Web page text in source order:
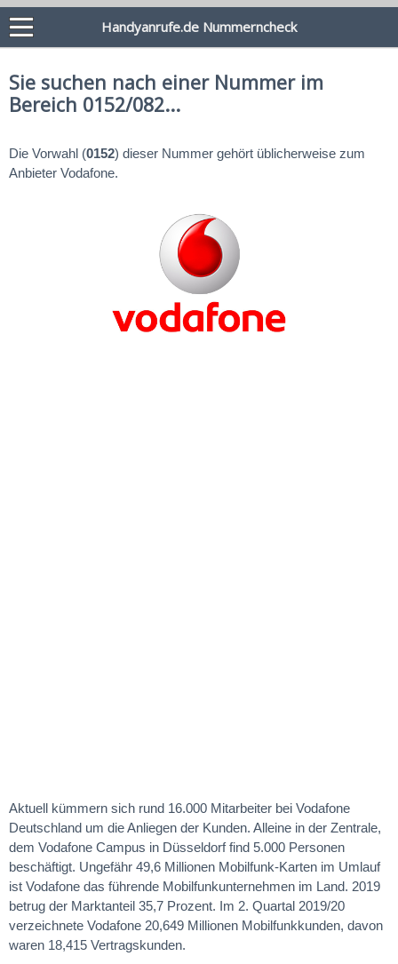
Handyanrufe.de Nummerncheck
Sie suchen nach einer Nummer im
Bereich 0152/082...
Die Vorwahl (0152) dieser Nummer gehört üblicherweise zum
Anbieter Vodafone.
Aktuell kümmern sich rund 16.000 Mitarbeiter bei Vodafone
Deutschland um die Anliegen der Kunden. Alleine in der Zentrale,
dem Vodafone Campus in Düsseldorf find 5.000 Personen
beschäftigt. Ungefähr 49,6 Millionen Mobilfunk-Karten im Umlauf
ist Vodafone das führende Mobilfunkunternehmen im Land. 2019
betrug der Marktanteil 35,7 Prozent. Im 2. Quartal 2019/20
verzeichnete Vodafone 20,649 Millionen Mobilfunkkunden, davon
waren 18,415 Vertragskunden.